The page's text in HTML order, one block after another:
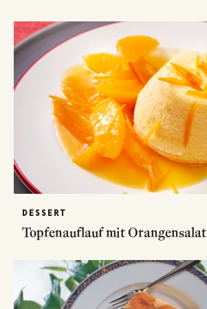
DESSERT
Topfenauflauf mit Orangensalat